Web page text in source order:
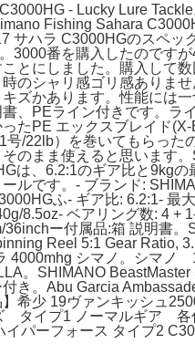
- Lucky Lure Tackle
Fishing Sahara
サハラ C3000HGのスペッ
3000番を購入したのです
とにしました。購入して数
のシャリ感ゴリ感ありま
ズかあります。性能には一
、PEライン付きです。ラ
たPE エックスブレイド(X-
号/22lb）を巻いてもらった
そのまま使えると思います
は、6.2:1のギア比と9kgの
ルです。- ブランド:
ふ- ギア比: 6.2:1- 最
8.5oz- ベアリング数: 4 +
36inchー付属品:箱 説明書。
Reel 5:1 Gear Ratio,
4000mhg シマノ。シマノ
。SHIMANO BeastMaster
き。Abu Garcia
希少 19ヴァンキッシュ
タイプ1 ノーマルギア 各
イパーフォース タイプ2